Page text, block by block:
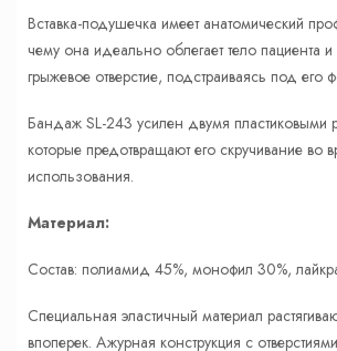
Вставка-подушечка имеет анатомический
чему она идеально облегает тело пациента и
грыжевое отверстие, подстраиваясь под его
Бандаж SL-243 усилен двумя пластиковыми
которые предотвращают его скручивание во
использования.
Материал:
Состав: полиамид 45%, монофил 30%,
Специальная эластичный материал
впоперек. Ажурная конструкция с